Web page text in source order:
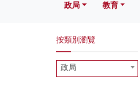
政局 教育
按類別瀏覽
政局